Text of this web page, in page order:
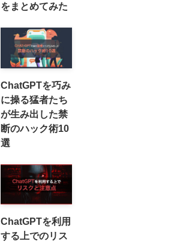
をまとめてみた
ChatGPTを巧み
に操る猛者たち
が生み出した禁
断のハック術10
選
ChatGPTを利用
する上でのリス